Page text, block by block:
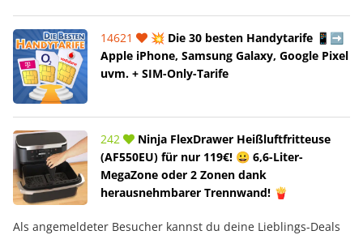
14621
💥 Die 30 besten Handytarife 📱➡️
Apple iPhone, Samsung Galaxy, Google Pixel
uvm. + SIM-Only-Tarife
242
Ninja FlexDrawer Heißluftfritteuse
(AF550EU) für nur 119€! 😀 6,6-Liter-
MegaZone oder 2 Zonen dank
herausnehmbarer Trennwand! 🍟
Als angemeldeter Besucher kannst du deine Lieblings-Deals